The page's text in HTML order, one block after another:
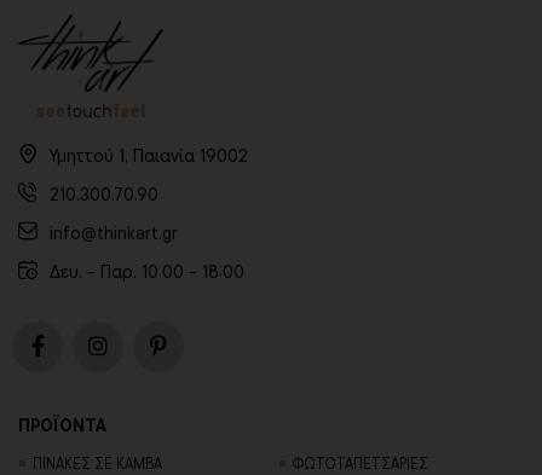
Υμηττού 1, Παιανία 19002
210.300.70.90
info@thinkart.gr
Δευ. - Παρ. 10:00 - 18:00
ΠΡΟΪΟΝΤΑ
ΠΙΝΑΚΕΣ ΣΕ ΚΑΜΒΑ
ΦΩΤΟΤΑΠΕΤΣΑΡΙΕΣ